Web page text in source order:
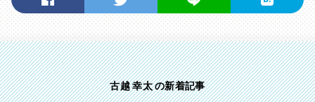
古越 幸太 の新着記事